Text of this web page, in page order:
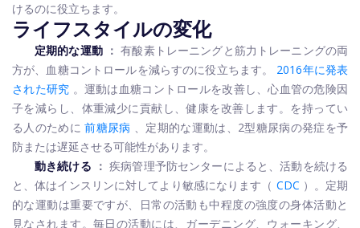
けるのに役立ちます。
ライフスタイルの変化
定期的な運動 ： 有酸素トレーニングと筋力トレーニングの両
方が、血糖コントロールを減らすのに役立ちます。
2016年に発表
された研究 。運動は血糖コントロールを改善し、心血管の危険因
子を減らし、体重減少に貢献し、健康を改善します。を持ってい
る人のために 前糖尿病 、定期的な運動は、2型糖尿病の発症を予
防または遅延させる可能性があります。
動き続ける ： 疾病管理予防センターによると、活動を続ける
と、体はインスリンに対してより敏感になります（ CDC ）。定期
的な運動は重要ですが、日常の活動も中程度の強度の身体活動と
見なされます。毎日の活動には、ガーデニング、ウォーキング、